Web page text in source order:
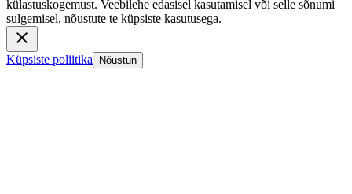
külastuskogemust. Veebilehe edasisel kasutamisel või selle sõnumi
sulgemisel, nõustute te küpsiste kasutusega.
Küpsiste poliitika Nõustun